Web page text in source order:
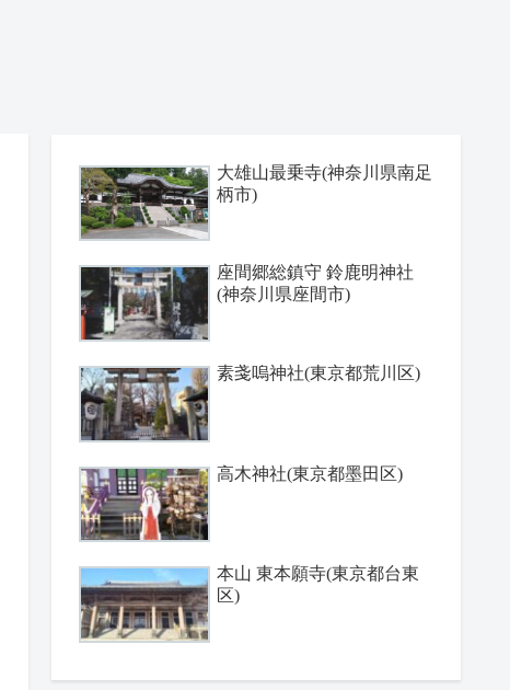
大雄山最乗寺(神奈川県南足
柄市)
座間郷総鎮守 鈴鹿明神社
(神奈川県座間市)
素戔嗚神社(東京都荒川区)
高木神社(東京都墨田区)
本山 東本願寺(東京都台東
区)